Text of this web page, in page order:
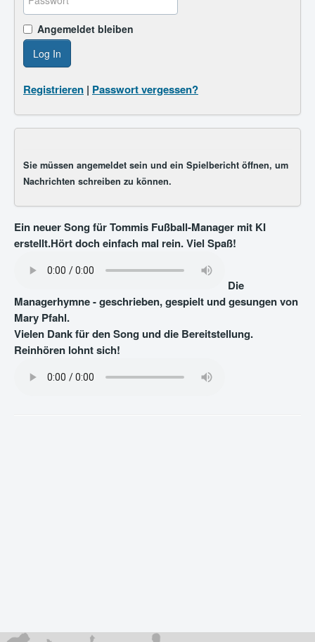
Angemeldet bleiben
Log In
Registrieren | Passwort vergessen?
Sie müssen angemeldet sein und ein Spielbericht öffnen, um
Nachrichten schreiben zu können.
Ein neuer Song für Tommis Fußball-Manager mit KI
erstellt.Hört doch einfach mal rein. Viel Spaß!
Die
Managerhymne - geschrieben, gespielt und gesungen von
Mary Pfahl.
Vielen Dank für den Song und die Bereitstellung.
Reinhören lohnt sich!